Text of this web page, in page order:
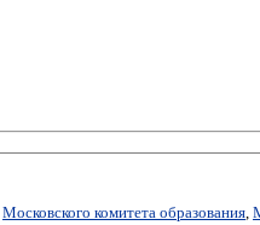
Московского комитета образования,